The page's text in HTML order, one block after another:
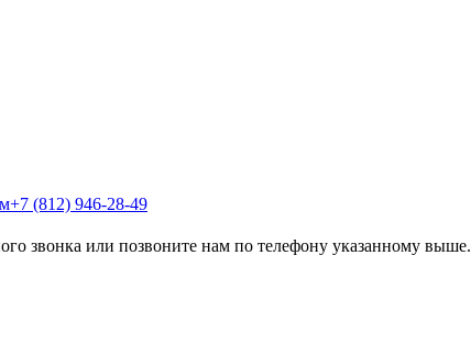
+7 (812) 946-28-49
звонка или позвоните нам по телефону указанному выше.